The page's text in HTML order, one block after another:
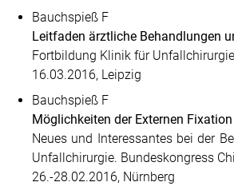
Bauchspieß F
Leitfaden ärztliche Behandlungen
Fortbildung Klinik für
16.03.2016, Leipzig
Bauchspieß F
Möglichkeiten der Externen Fixation
Neues und Interessantes bei der
Unfallchirurgie. Bundeskongress
26.-28.02.2016, Nürnberg